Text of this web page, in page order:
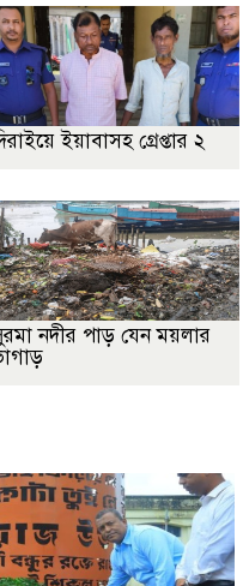
ইয়াবাসহ গ্রেপ্তার ২
নদীর পাড় যেন ময়লার